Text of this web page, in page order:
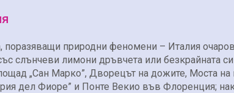
поразяващи природни феномени – Италия
слънчеви лимони дръвчета или безкрайната
„Сан Марко”, Дворецът на дожите, Моста
дел Фиоре” и Понте Векио във Флоренция;